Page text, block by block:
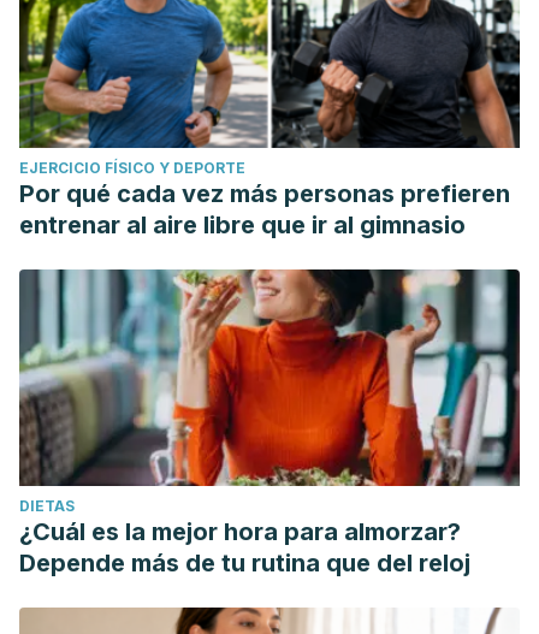
EJERCICIO FÍSICO Y DEPORTE
Por qué cada vez más personas prefieren
entrenar al aire libre que ir al gimnasio
DIETAS
¿Cuál es la mejor hora para almorzar?
Depende más de tu rutina que del reloj